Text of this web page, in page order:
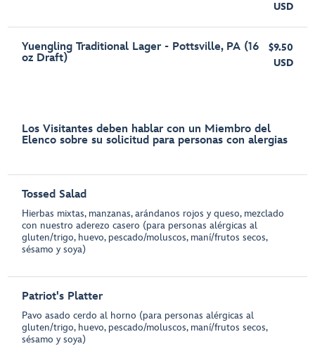
USD
Yuengling Traditional Lager - Pottsville, PA (16
oz Draft)
$9.50
USD
Los Visitantes deben hablar con un Miembro del
Elenco sobre su solicitud para personas con alergias
Tossed Salad
Hierbas mixtas, manzanas, arándanos rojos y queso, mezclado
con nuestro aderezo casero (para personas alérgicas al
gluten/trigo, huevo, pescado/moluscos, maní/frutos secos,
sésamo y soya)
Patriot's Platter
Pavo asado cerdo al horno (para personas alérgicas al
gluten/trigo, huevo, pescado/moluscos, maní/frutos secos,
sésamo y soya)